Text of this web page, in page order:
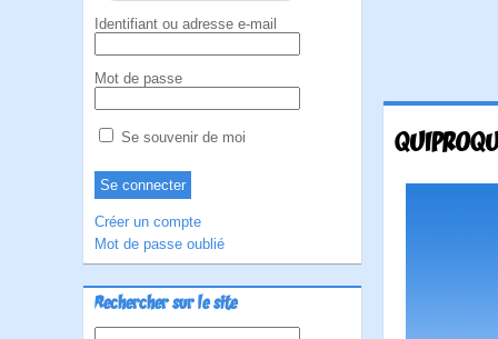
Identifiant ou adresse e-mail
Mot de passe
Se souvenir de moi
Créer un compte
Mot de passe oublié
Rechercher sur le site